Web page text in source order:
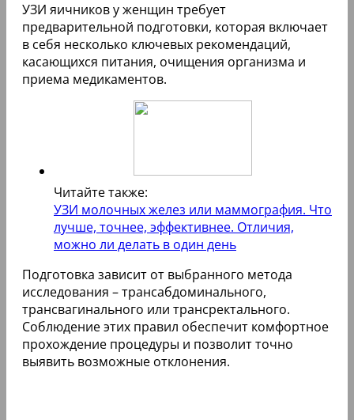
УЗИ яичников у женщин требует
предварительной подготовки, которая включает
в себя несколько ключевых рекомендаций,
касающихся питания, очищения организма и
приема медикаментов.
Читайте также:
УЗИ молочных желез или маммография. Что
лучше, точнее, эффективнее. Отличия,
можно ли делать в один день
Подготовка зависит от выбранного метода
исследования – трансабдоминального,
трансвагинального или трансректального.
Соблюдение этих правил обеспечит комфортное
прохождение процедуры и позволит точно
выявить возможные отклонения.